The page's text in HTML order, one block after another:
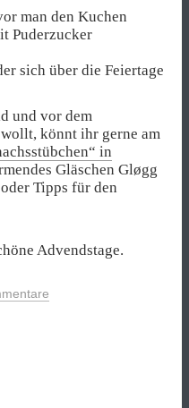
man den Kuchen
Puderzucker
sich über die Feiertage
und vor dem
könnt ihr gerne am
in
Gläschen Gløgg
Tipps für den
Advendstage.